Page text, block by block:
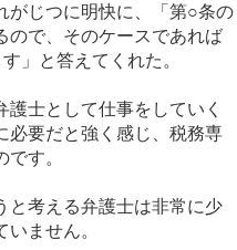
がじつに明快に、「第○条の
ので、そのケースであれば
」と答えてくれた。
士として仕事をしていく
必要だと強く感じ、税務専
す。
考える弁護士は非常に少
ません。